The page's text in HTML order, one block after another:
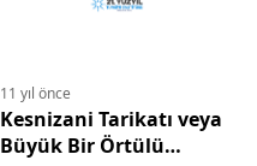
11 yıl önce
Kesnizani Tarikatı veya
Büyük Bir Örtülü